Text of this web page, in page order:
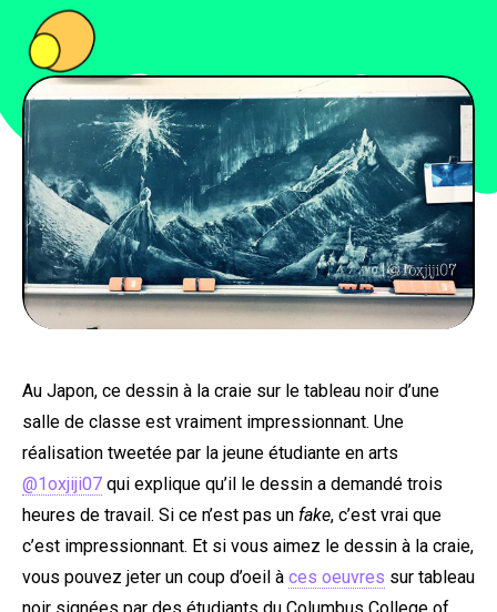
FOOD
BONS PLANS
SOUTENEZ KULTT
Au Japon, ce dessin à la craie sur le tableau noir d’une
salle de classe est vraiment impressionnant. Une
réalisation tweetée par la jeune étudiante en arts
@1oxjiji07 qui explique qu’il le dessin a demandé trois
heures de travail. Si ce n’est pas un fake, c’est vrai que
c’est impressionnant. Et si vous aimez le dessin à la craie,
vous pouvez jeter un coup d’oeil à ces oeuvres sur tableau